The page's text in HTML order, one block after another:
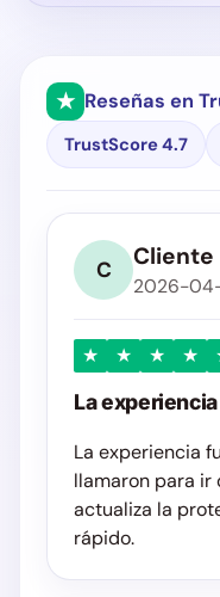
★ Reseñas en
TrustScore 4.7
C Cliente
2026-
★ ★ ★ ★
La
La experiencia
llamaron para ir
actualiza la
rápido.